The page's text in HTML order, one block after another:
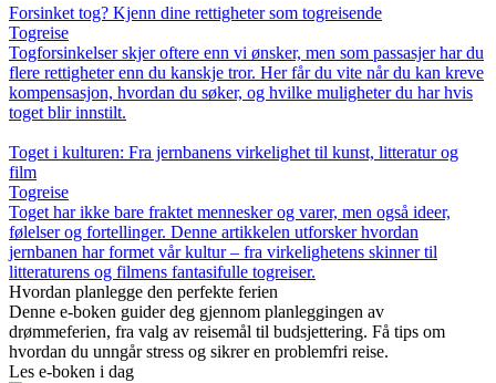
Forsinket tog? Kjenn dine rettigheter som togreisende
Togreise
Togforsinkelser skjer oftere enn vi ønsker, men som passasjer har du
flere rettigheter enn du kanskje tror. Her får du vite når du kan kreve
kompensasjon, hvordan du søker, og hvilke muligheter du har hvis
toget blir innstilt.
Toget i kulturen: Fra jernbanens virkelighet til kunst, litteratur og
film
Togreise
Toget har ikke bare fraktet mennesker og varer, men også ideer,
følelser og fortellinger. Denne artikkelen utforsker hvordan
jernbanen har formet vår kultur – fra virkelighetens skinner til
litteraturens og filmens fantasifulle togreiser.
Hvordan planlegge den perfekte ferien
Denne e-boken guider deg gjennom planleggingen av
drømmeferien, fra valg av reisemål til budsjettering. Få tips om
hvordan du unngår stress og sikrer en problemfri reise.
Les e-boken i dag